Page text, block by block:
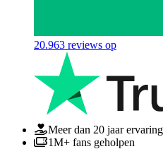
20.963 reviews op
Meer dan 20 jaar ervaring
1M+ fans geholpen